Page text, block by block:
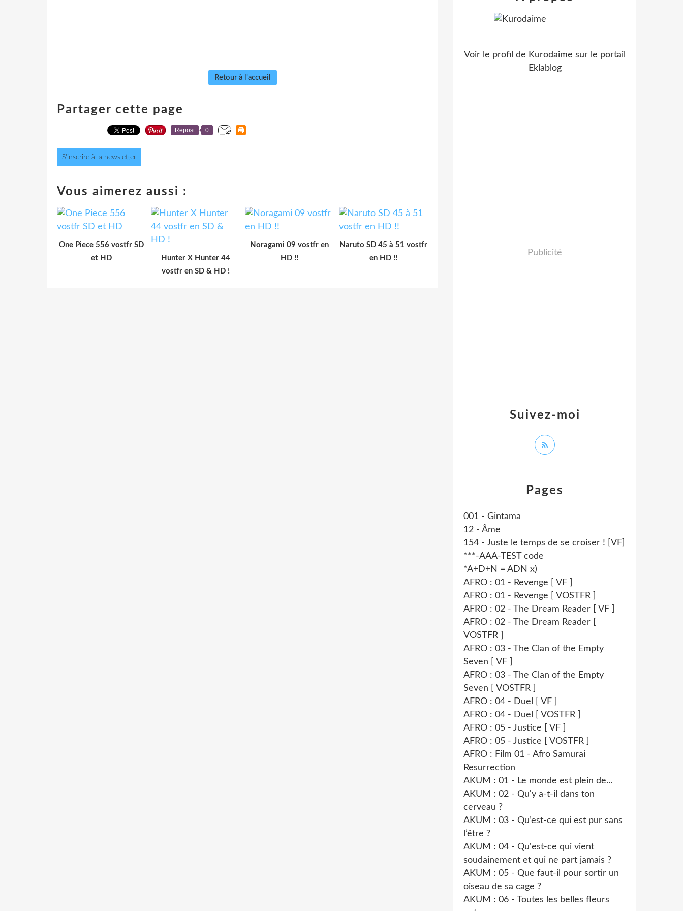
Retour à l'accueil
Partager cette page
Repost 0
S'inscrire à la newsletter
Vous aimerez aussi :
One Piece 556 vostfr SD
et HD
Hunter X Hunter 44
vostfr en SD & HD !
Noragami 09 vostfr en
HD !!
Naruto SD 45 à 51 vostfr
en HD !!
Pages
001 - Gintama
12 - Âme
154 - Juste le temps de se croiser ! [VF]
***-AAA-TEST code
*A+D+N = ADN x)
AFRO : 01 - Revenge [ VF ]
AFRO : 01 - Revenge [ VOSTFR ]
AFRO : 02 - The Dream Reader [ VF ]
AFRO : 02 - The Dream Reader [
VOSTFR ]
AFRO : 03 - The Clan of the Empty
Seven [ VF ]
AFRO : 03 - The Clan of the Empty
Seven [ VOSTFR ]
AFRO : 04 - Duel [ VF ]
AFRO : 04 - Duel [ VOSTFR ]
AFRO : 05 - Justice [ VF ]
AFRO : 05 - Justice [ VOSTFR ]
AFRO : Film 01 - Afro Samurai
Resurrection
AKUM : 01 - Le monde est plein de...
AKUM : 02 - Qu'y a-t-il dans ton
cerveau ?
AKUM : 03 - Qu’est-ce qui est pur sans
l’être ?
AKUM : 04 - Qu'est-ce qui vient
soudainement et qui ne part jamais ?
AKUM : 05 - Que faut-il pour sortir un
oiseau de sa cage ?
AKUM : 06 - Toutes les belles fleurs
Suivez-moi
Voir le profil de Kurodaime sur le portail
Eklablog
Publicité